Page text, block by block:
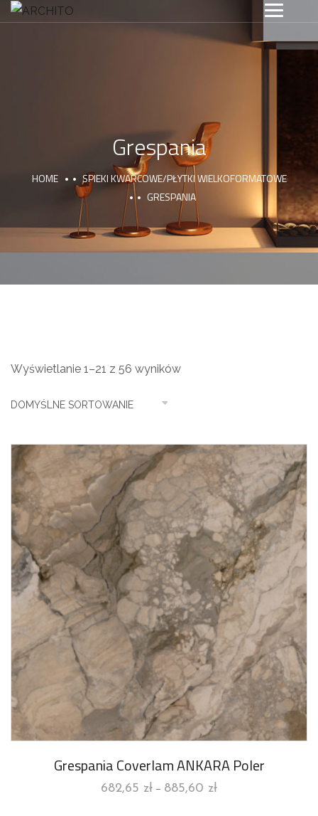
Grespania
HOME
SPIEKI KWARCOWE/PŁYTKI WIELKOFORMATOWE
GRESPANIA
Wyświetlanie 1–21 z 56 wyników
Grespania Coverlam ANKARA Poler
682,65 zł – 885,60 zł